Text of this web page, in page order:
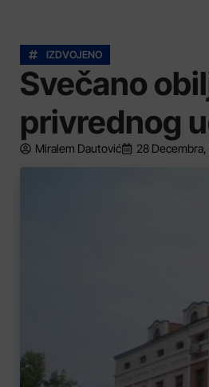
IZDVOJENO
Svečano
privrednog
Miralem Dautović 28 Decembra,